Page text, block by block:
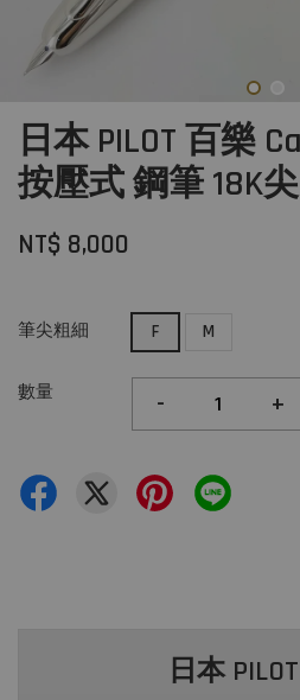
日本 PILOT 百樂
按壓式 鋼筆 18K尖
NT$ 8,000
筆尖粗細 F M
數量 - +
日本